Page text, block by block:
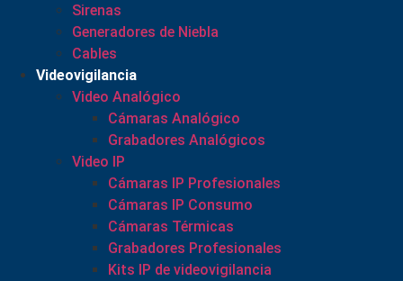
Sirenas
Generadores de Niebla
Cables
Videovigilancia
Video Analógico
Cámaras Analógico
Grabadores Analógicos
Video IP
Cámaras IP Profesionales
Cámaras IP Consumo
Cámaras Térmicas
Grabadores Profesionales
Kits IP de videovigilancia